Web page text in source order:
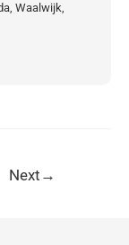
Waalwijk,
Next →